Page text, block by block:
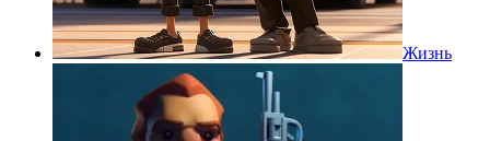
Жизнь